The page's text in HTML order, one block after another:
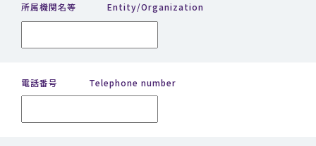
所属機関名等 Entity/Organization
電話番号 Telephone number